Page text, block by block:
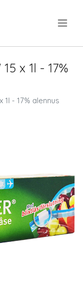
x 1l - 17%
- 17% alennus